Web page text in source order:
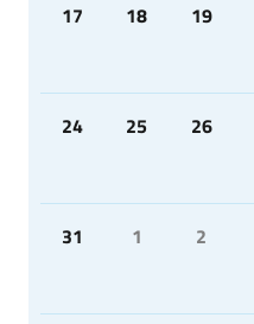
17 18 19
24 25 26
31 1 2